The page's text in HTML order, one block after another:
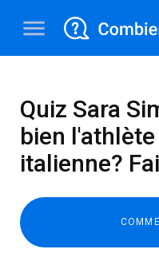
menu
Quiz Sara
bien
italienne?